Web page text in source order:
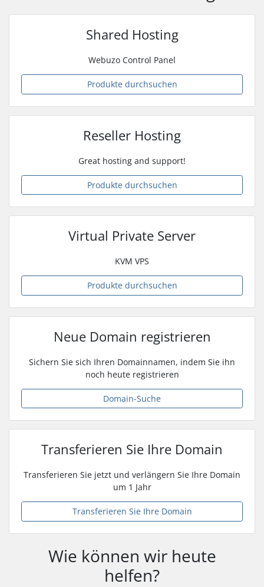
Shared Hosting
Webuzo Control Panel
Produkte durchsuchen
Reseller Hosting
Great hosting and support!
Produkte durchsuchen
Virtual Private Server
KVM VPS
Produkte durchsuchen
Neue Domain registrieren
Sichern Sie sich Ihren Domainnamen, indem Sie ihn
noch heute registrieren
Domain-Suche
Transferieren Sie Ihre Domain
Transferieren Sie jetzt und verlängern Sie Ihre Domain
um 1 Jahr
Transferieren Sie Ihre Domain
Wie können wir heute
helfen?